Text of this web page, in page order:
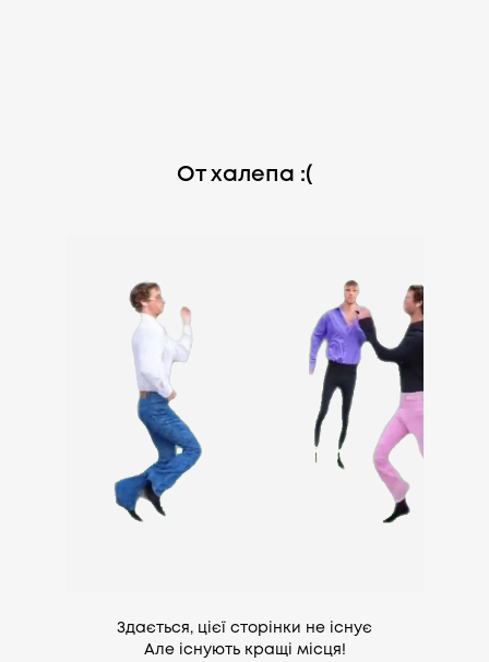
От халепа :(
Здається, цієї сторінки не існує
Але існують кращі місця!